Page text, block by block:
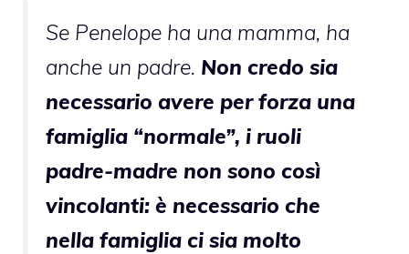
Se Penelope ha una mamma, ha
anche un padre. Non credo sia
necessario avere per forza una
famiglia “normale”, i ruoli
padre-madre non sono così
vincolanti: è necessario che
nella famiglia ci sia molto